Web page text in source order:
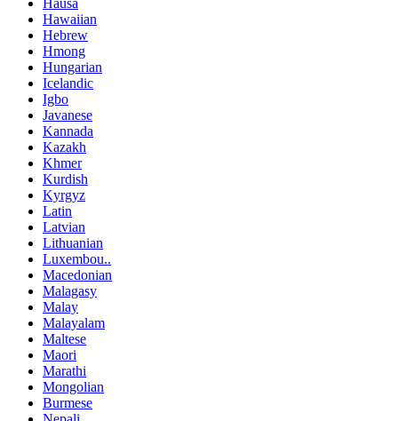
Hausa
Hawaiian
Hebrew
Hmong
Hungarian
Icelandic
Igbo
Javanese
Kannada
Kazakh
Khmer
Kurdish
Kyrgyz
Latin
Latvian
Lithuanian
Luxembou..
Macedonian
Malagasy
Malay
Malayalam
Maltese
Maori
Marathi
Mongolian
Burmese